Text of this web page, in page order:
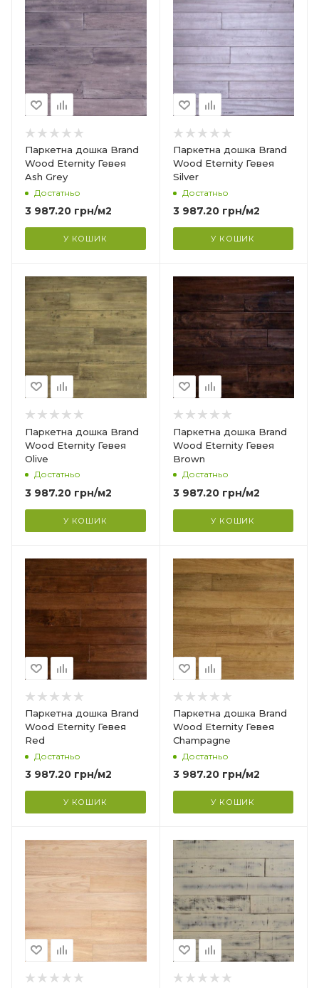
Паркетна дошка Brand
Wood Eternity Гевея
Ash Grey
Достатньо
3 987.20 грн/м2
У КОШИК
Індонезія
Eternity (зістарена)
Тип структури
Тришарова
Товщина
130 мм
Довжина
1000 мм
4V
Паркетна дошка Brand
Wood Eternity Гевея
Silver
Достатньо
3 987.20грн/м2
У КОШИК
Паркетна дошка Brand
Wood Eternity Гевея
Olive
Достатньо
3 987.20 грн/м2
У КОШИК
Країна-виробник
Індонезія
Колекція
Eternity (зістарена)
Тип структури
Тришарова
Товщина
130 мм
1000 мм
Фаска
Паркетна дошка Brand
Wood Eternity Гевея
Brown
Достатньо
3 987.20грн/м2
У КОШИК
Паркетна дошка Brand
Wood Eternity Гевея
Red
Достатньо
3 987.20 грн/м2
У КОШИК
Країна-виробник
Індонезія
Eternity (зістарена)
Тип структури ?
Тришарова
Товщина
130 мм
1000 мм
4V
Паркетна дошка Brand
Wood Eternity Гевея
Champagne
Достатньо
3 987.20грн/м2
У КОШИК
Країна-виробник
Індонезія
Колекція
Loft(лофт)
Тришарова
Товщина